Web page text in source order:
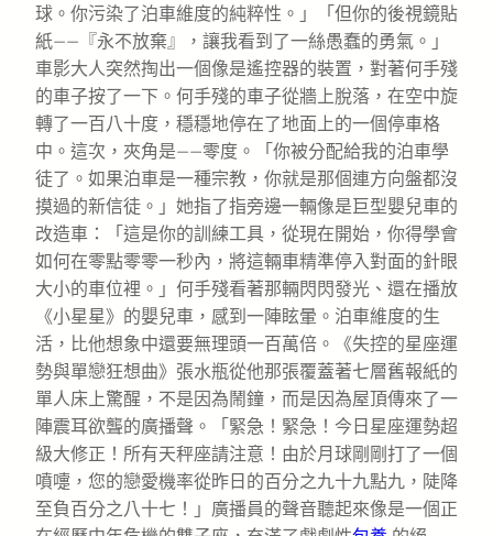
球。你污染了泊車維度的純粹性。」「但你的後視鏡貼
紙——『永不放棄』，讓我看到了一絲愚蠢的勇氣。」
車影大人突然掏出一個像是遙控器的裝置，對著何手殘
的車子按了一下。何手殘的車子從牆上脫落，在空中旋
轉了一百八十度，穩穩地停在了地面上的一個停車格
中。這次，夾角是——零度。「你被分配給我的泊車學
徒了。如果泊車是一種宗教，你就是那個連方向盤都沒
摸過的新信徒。」她指了指旁邊一輛像是巨型嬰兒車的
改造車：「這是你的訓練工具，從現在開始，你得學會
如何在零點零零一秒內，將這輛車精準停入對面的針眼
大小的車位裡。」何手殘看著那輛閃閃發光、還在播放
《小星星》的嬰兒車，感到一陣眩暈。泊車維度的生
活，比他想象中還要無理頭一百萬倍。《失控的星座運
勢與單戀狂想曲》張水瓶從他那張覆蓋著七層舊報紙的
單人床上驚醒，不是因為鬧鐘，而是因為屋頂傳來了一
陣震耳欲聾的廣播聲。「緊急！緊急！今日星座運勢超
級大修正！所有天秤座請注意！由於月球剛剛打了一個
噴嚏，您的戀愛機率從昨日的百分之九十九點九，陡降
至負百分之八十七！」廣播員的聲音聽起來像是一個正